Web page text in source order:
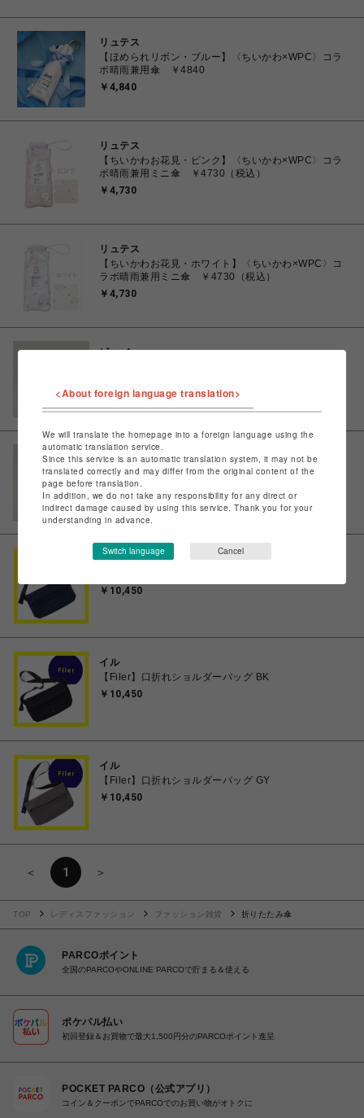
リュテス
【ほめられリボン・ブルー】〈ちいかわ×WPC〉コラ
ボ晴雨兼用傘 ￥4840
￥4,840
リュテス
【ちいかわお花見・ピンク】〈ちいかわ×WPC〉コラ
ボ晴雨兼用ミニ傘 ￥4730（税込）
￥4,730
リュテス
【ちいかわお花見・ホワイト】〈ちいかわ×WPC〉コ
ラボ晴雨兼用ミニ傘 ￥4730（税込）
￥4,730
ビーバー
￥9,900
ビーバー
THE NORTH FACE/ザ ノースフェイス/Module
Umbrella
￥9,900
イル
￥10,450
イル
【Filer】口折れショルダーバッグ BK
￥10,450
イル
【Filer】口折れショルダーバッグ GY
￥10,450
＜ 1 ＞
TOP レディスファッション ファッション雑貨 折りたたみ傘
PARCOポイント
全国のPARCOやONLINE PARCOで貯まる＆使える
ポケパル払い
初回登録＆お買物で最大1,500円分のPARCOポイント進呈
POCKET PARCO（公式アプリ）
コイン＆クーポンでPARCOでのお買い物がオトクに
<About foreign language translation>
We will translate the homepage into a foreign language using the
automatic translation service.
Since this service is an automatic translation system, it may not be
translated correctly and may differ from the original content of the
page before translation.
In addition, we do not take any responsibility for any direct or
indirect damage caused by using this service. Thank you for your
understanding in advance.
Switch language Cancel